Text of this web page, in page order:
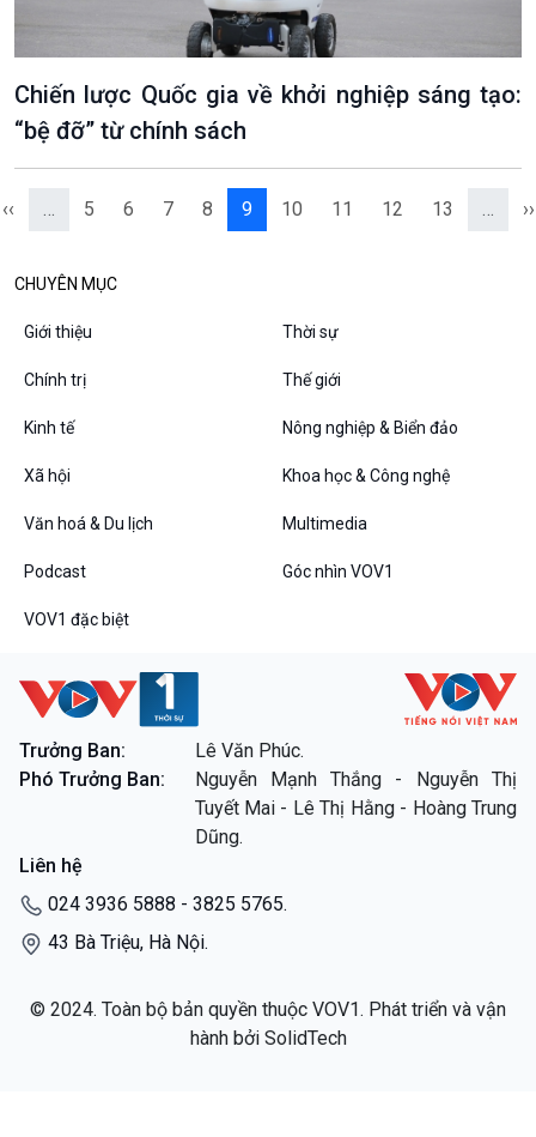
Chiến lược Quốc gia về khởi nghiệp sáng tạo:
“bệ đỡ” từ chính sách
‹‹ … 5 6 7 8 9 10 11 12 13 … ››
CHUYÊN MỤC
Giới thiệu Thời sự
Chính trị Thế giới
Kinh tế Nông nghiệp & Biển đảo
Xã hội Khoa học & Công nghệ
Văn hoá & Du lịch Multimedia
Podcast Góc nhìn VOV1
VOV1 đặc biệt
Trưởng Ban:
Lê Văn Phúc.
Phó Trưởng Ban:
Nguyễn Mạnh Thắng - Nguyễn Thị
Tuyết Mai - Lê Thị Hằng - Hoàng Trung
Dũng.
Liên hệ
024 3936 5888 - 3825 5765.
43 Bà Triệu, Hà Nội.
© 2024. Toàn bộ bản quyền thuộc VOV1. Phát triển và vận
hành bởi SolidTech